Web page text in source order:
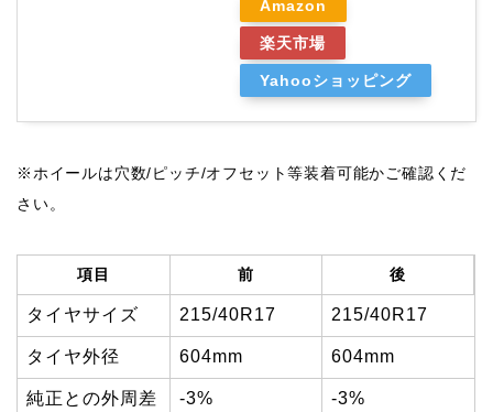
Amazon
楽天市場
Yahooショッピング
※ホイールは穴数/ピッチ/オフセット等装着可能かご確認くだ
さい。
項目 前 後
タイヤサイズ 215/40R17 215/40R17
タイヤ外径 604mm 604mm
純正との外周差 -3% -3%